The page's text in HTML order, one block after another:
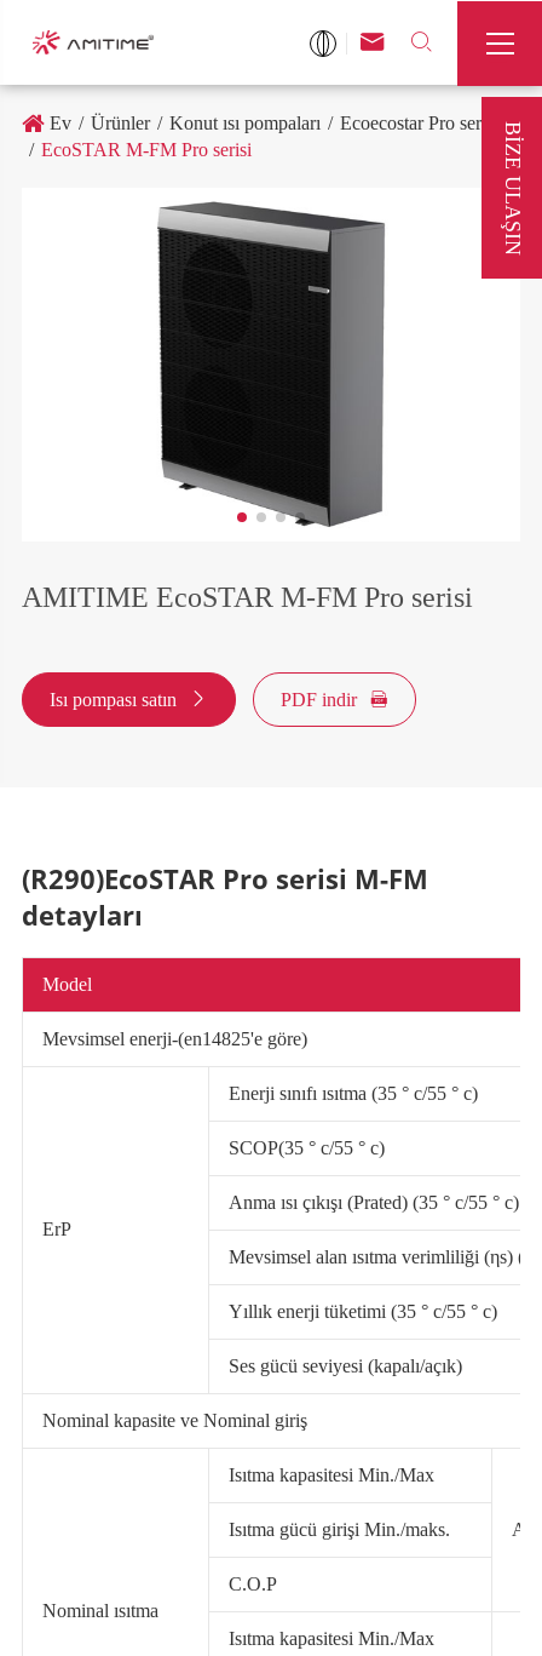
 

Ev Ürünler Konut ısı pompaları
Ecoecostar Pro serisi
EcoSTAR M-FM Pro serisi
AMITIME EcoSTAR M-FM Pro serisi
Isı pompası satın  PDF indir 
(R290)EcoSTAR Pro serisi M-FM
detayları
Model
Mevsimsel enerji-(en14825'e göre)
ErP
Enerji sınıfı ısıtma (35 ° c/55 ° c)
SCOP(35 ° c/55 ° c)
Anma ısı çıkışı (Prated) (35 ° c/55 ° c)
Mevsimsel alan ısıtma verimliliği (ηs)
Yıllık enerji tüketimi (35 ° c/55 ° c)
Ses gücü seviyesi (kapalı/açık)
Nominal kapasite ve Nominal giriş
Nominal ısıtma
Isıtma kapasitesi Min./Max
Isıtma gücü girişi Min./maks.
C.O.P
Isıtma kapasitesi Min./Max
BIZE ULAŞIN